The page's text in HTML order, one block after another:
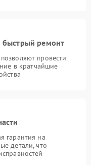
быстрый ремонт
провести
в кратчайшие
гарантия на
детали, что